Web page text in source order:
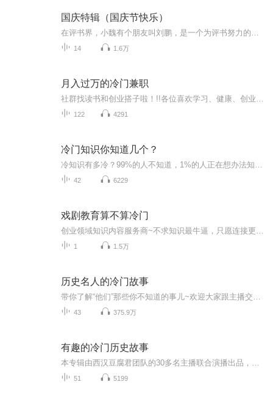
国庆特辑（国庆节快乐）
14 1.6万
月入过万的冷门兼职
122 4291
冷门知识你知道几个？
42 6229
戏剧教育算不算冷门
1 1.5万
历史名人的冷门故事
43 375.9万
有趣的冷门历史故事
51 5199